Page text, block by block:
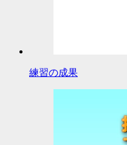
練習の成果